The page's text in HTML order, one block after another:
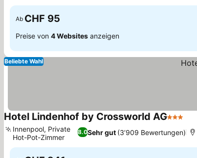
Ab CHF 95
Preise von 4 Websites anzeigen
Beliebte Wahl
Hotel Lindenhof by Crossworld AG3 Sterne
8.0Sehr gut (3’909 Bewertungen)
Innenpool, Private
Hot-Pot-Zimmer